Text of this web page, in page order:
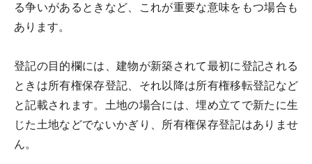
る争いがあるときなど、これが重要な意味をもつ場合も
あります。
登記の目的欄には、建物が新築されて最初に登記される
ときは所有権保存登記、それ以降は所有権移転登記など
と記載されます。土地の場合には、埋め立てで新たに生
じた土地などでないかぎり、所有権保存登記はありませ
ん。